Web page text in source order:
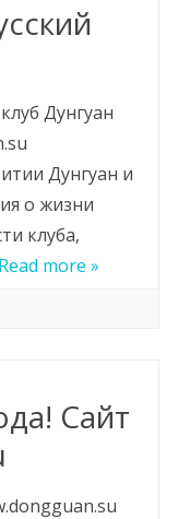
Дунгуан
Дунгуан и
о жизни
клуба,
Read more »
Сайт